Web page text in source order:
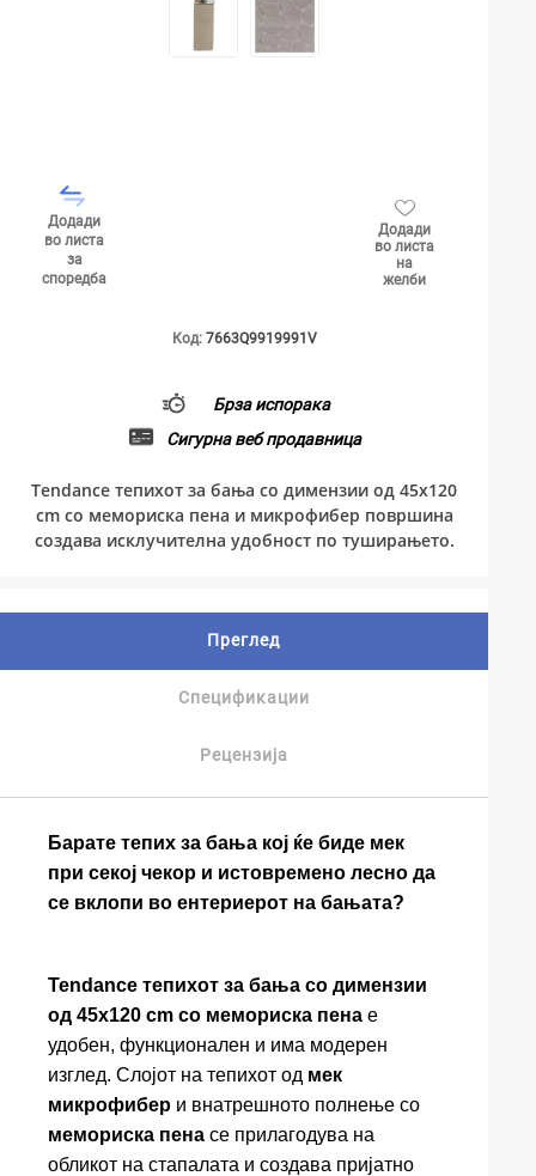
Додади
во листа
за
споредба
Додади
во листа
на
желби
Код: 7663Q9919991V
Брза испорака
Сигурна веб продавница
Tendance тепихот за бања со димензии од 45x120
cm со мемориска пена и микрофибер површина
создава исклучителна удобност по туширањето.
Преглед
Спецификации
Рецензија
Барате тепих за бања кој ќе биде мек
при секој чекор и истовремено лесно да
се вклопи во ентериерот на бањата?
Tendance тепихот за бања со димензии
од 45x120 cm со мемориска пена е
удобен, функционален и има модерен
изглед. Слојот на тепихот од мек
микрофибер и внатрешното полнење со
мемориска пена се прилагодува на
обликот на стапалата и создава пријатно